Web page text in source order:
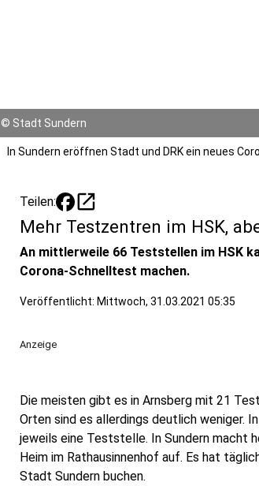
© Stadt Sundern
In Sundern eröffnen Stadt und DRK ein neues
Teilen: open_in_new
Mehr Testzentren im HSK,
An mittlerweile 66 Teststellen im HSK
Corona-Schnelltest machen.
Veröffentlicht: Mittwoch, 31.03.2021 05:35
Anzeige
Die meisten gibt es in Arnsberg mit 21
Orten sind es allerdings deutlich weniger.
jeweils eine Teststelle. In Sundern macht
Heim im Rathausinnenhof auf. Es hat
Stadt Sundern buchen.